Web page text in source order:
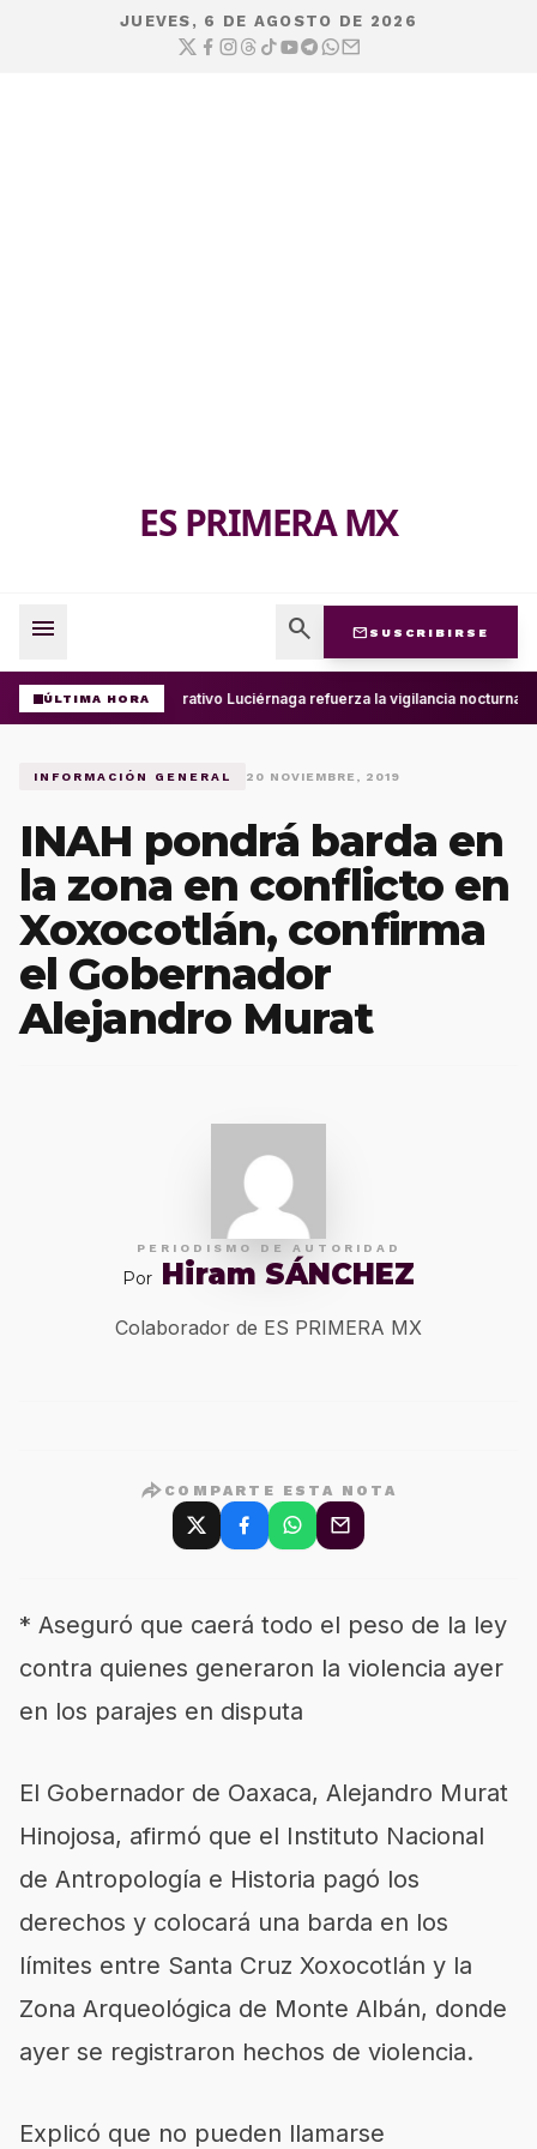
JUEVES, 6 DE AGOSTO DE 2026
ES PRIMERA MX
menu search mail SUSCRIBIRSE
ÚLTIMA HORAOperativo Luciérnaga refuerza la vigilancia nocturna
INFORMACIÓN GENERAL 20 NOVIEMBRE, 2019
INAH pondrá barda en
la zona en conflicto en
Xoxocotlán, confirma
el Gobernador
Alejandro Murat
PERIODISMO DE AUTORIDAD
Por Hiram SÁNCHEZ
Colaborador de ES PRIMERA MX
COMPARTE ESTA NOTA
* Aseguró que caerá todo el peso de la ley
contra quienes generaron la violencia ayer
en los parajes en disputa
El Gobernador de Oaxaca, Alejandro Murat
Hinojosa, afirmó que el Instituto Nacional
de Antropología e Historia pagó los
derechos y colocará una barda en los
límites entre Santa Cruz Xoxocotlán y la
Zona Arqueológica de Monte Albán, donde
ayer se registraron hechos de violencia.
Explicó que no pueden llamarse